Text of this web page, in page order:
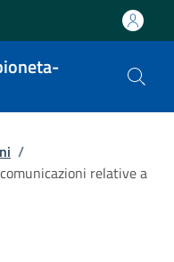
/
relative a